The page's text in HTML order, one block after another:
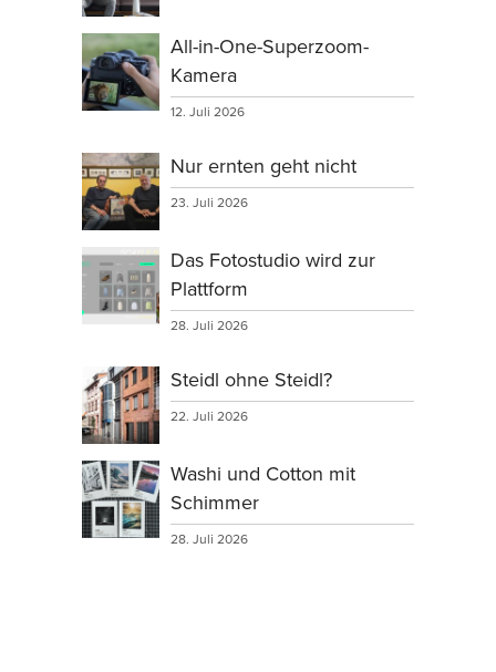
All-in-One-Superzoom-
Kamera
12. Juli 2026
Nur ernten geht nicht
23. Juli 2026
Das Fotostudio wird zur
Plattform
28. Juli 2026
Steidl ohne Steidl?
22. Juli 2026
Washi und Cotton mit
Schimmer
28. Juli 2026